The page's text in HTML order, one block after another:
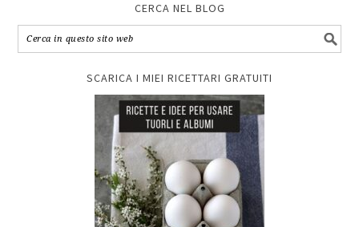
CERCA NEL BLOG
SCARICA I MIEI RICETTARI GRATUITI